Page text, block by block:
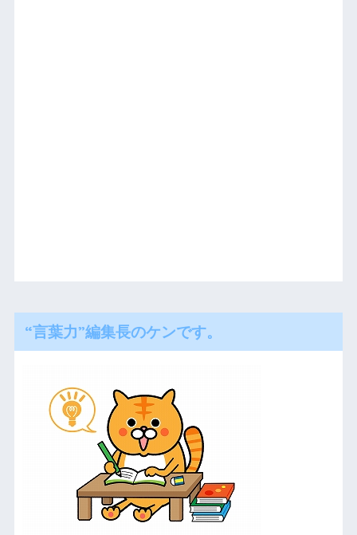
“言葉力”編集長のケンです。